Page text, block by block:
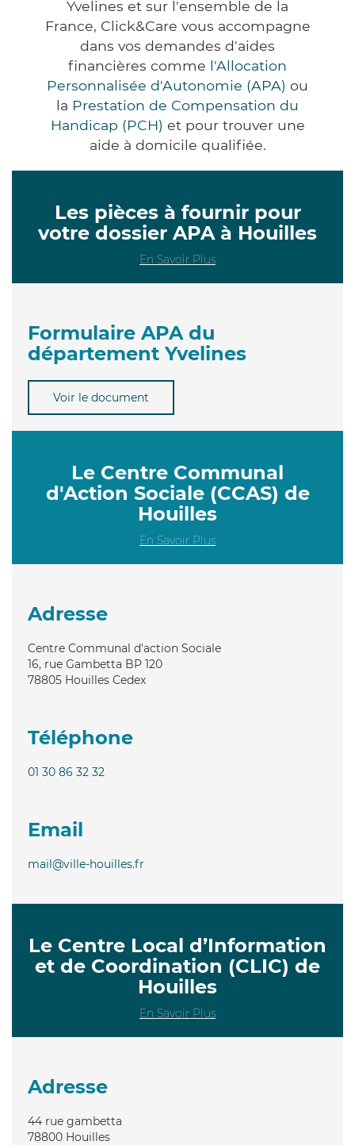
Yvelines et sur l'ensemble de la
France, Click&Care vous accompagne
dans vos demandes d'aides
financières comme l'Allocation
Personnalisée d'Autonomie (APA) ou
la Prestation de Compensation du
Handicap (PCH) et pour trouver une
aide à domicile qualifiée.
Les pièces à fournir pour
votre dossier APA à Houilles
En Savoir Plus
Formulaire APA du
département Yvelines
Voir le document
Le Centre Communal
d'Action Sociale (CCAS) de
Houilles
En Savoir Plus
Adresse
Centre Communal d'action Sociale
16, rue Gambetta BP 120
78805 Houilles Cedex
Téléphone
01 30 86 32 32
Email
mail@ville-houilles.fr
Le Centre Local d’Information
et de Coordination (CLIC) de
Houilles
En Savoir Plus
Adresse
44 rue gambetta
78800 Houilles